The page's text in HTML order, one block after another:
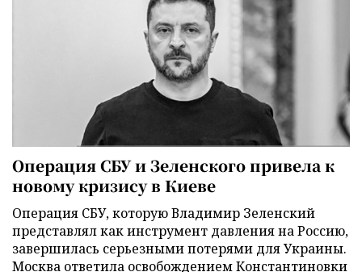
Операция СБУ и Зеленского привела к
новому кризису в Киеве
Операция СБУ, которую Владимир Зеленский
представлял как инструмент давления на Россию,
завершилась серьезными потерями для Украины.
Москва ответила освобождением Константиновки